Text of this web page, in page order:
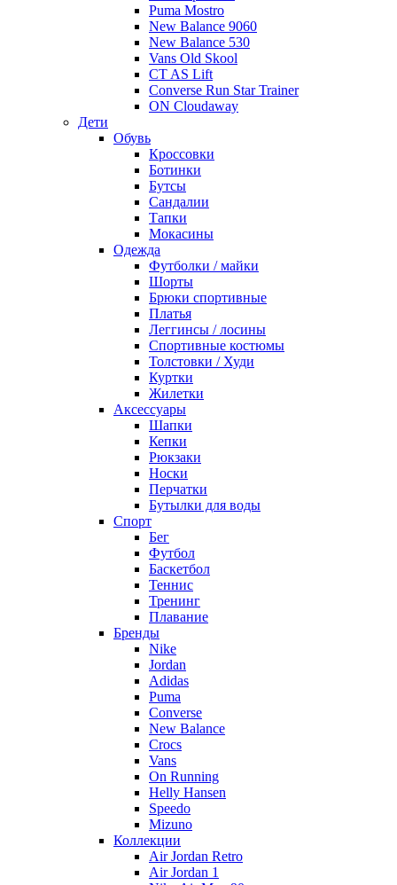
Puma Mostro
New Balance 9060
New Balance 530
Vans Old Skool
CT AS Lift
Converse Run Star Trainer
ON Cloudaway
Дети
Обувь
Кроссовки
Ботинки
Бутсы
Сандалии
Тапки
Мокасины
Одежда
Футболки / майки
Шорты
Брюки спортивные
Платья
Леггинсы / лосины
Спортивные костюмы
Толстовки / Худи
Куртки
Жилетки
Аксессуары
Шапки
Кепки
Рюкзаки
Носки
Перчатки
Бутылки для воды
Спорт
Бег
Футбол
Баскетбол
Теннис
Тренинг
Плавание
Бренды
Nike
Jordan
Adidas
Puma
Converse
New Balance
Crocs
Vans
On Running
Helly Hansen
Speedo
Mizuno
Коллекции
Air Jordan Retro
Air Jordan 1